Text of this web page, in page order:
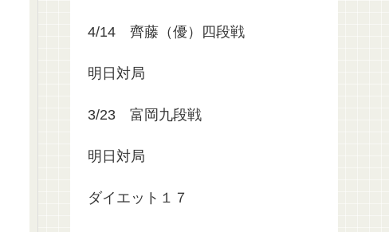
4/14 齊藤（優）四段戦
明日対局
3/23 富岡九段戦
明日対局
ダイエット１７